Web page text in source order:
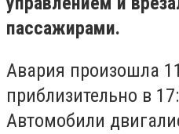
пассажирами.
Авария произошла
приблизительно в
Автомобили